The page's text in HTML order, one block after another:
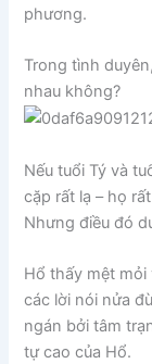
phương.
Trong tình
nhau không?
Nếu tuổi Tý và
cặp rất lạ – họ
Nhưng điều đó
Hổ thấy mệt mỏi
các lời nói nửa
ngán bởi tâm
tự cao của Hổ.